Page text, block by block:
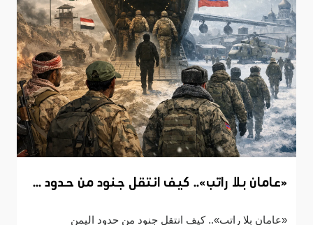
«عامان بلا راتب».. كيف انتقل جنود من حدود ...
«عامان بلا راتب».. كيف انتقل جنود من حدود اليمن